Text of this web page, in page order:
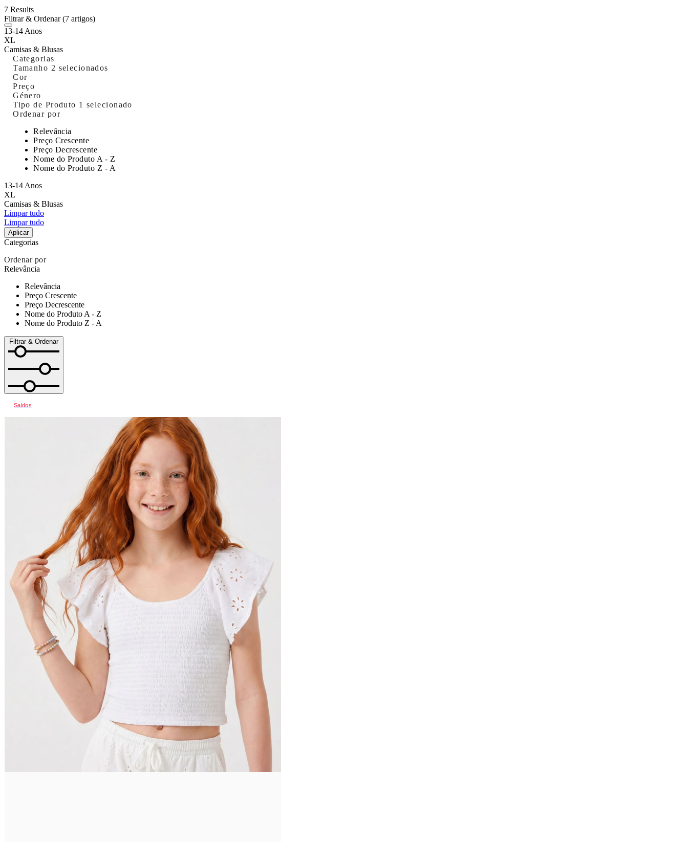
7 Results
Filtrar & Ordenar(7 artigos)
13-14 Anos
XL
Camisas & Blusas
Categorias
Tamanho 2 selecionados
Cor
Preço
Género
Tipo de Produto 1 selecionado
Ordenar por
Relevância
Preço Crescente
Preço Decrescente
Nome do Produto A - Z
Nome do Produto Z - A
13-14 Anos
XL
Camisas & Blusas
Limpar tudo
Limpar tudo
Aplicar
Categorias
Ordenar por
Relevância
Relevância
Preço Crescente
Preço Decrescente
Nome do Produto A - Z
Nome do Produto Z - A
Filtrar & Ordenar
Saldos